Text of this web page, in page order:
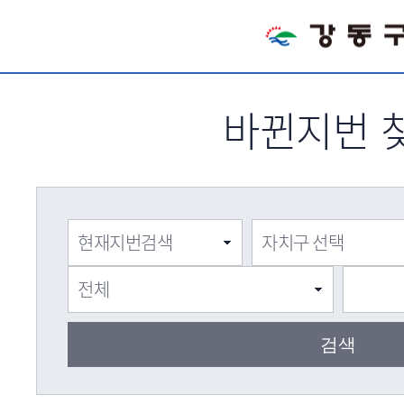
바뀐지번